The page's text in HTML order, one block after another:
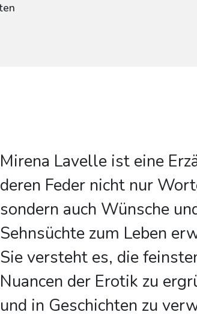
Mirena Lavelle ist eine
deren Feder nicht nur
sondern auch Wünsche
Sehnsüchte zum Leben
Sie versteht es, die
Nuancen der Erotik zu
und in Geschichten zu